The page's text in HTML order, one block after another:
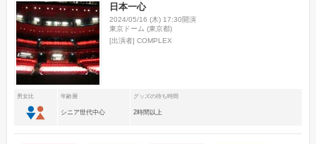
日本一心
2024/05/16 (木) 17:30開演
東京ドーム (東京都)
[出演者]COMPLEX
男女比 年齢層 グッズの待ち時間
シニア世代中心 2時間以上